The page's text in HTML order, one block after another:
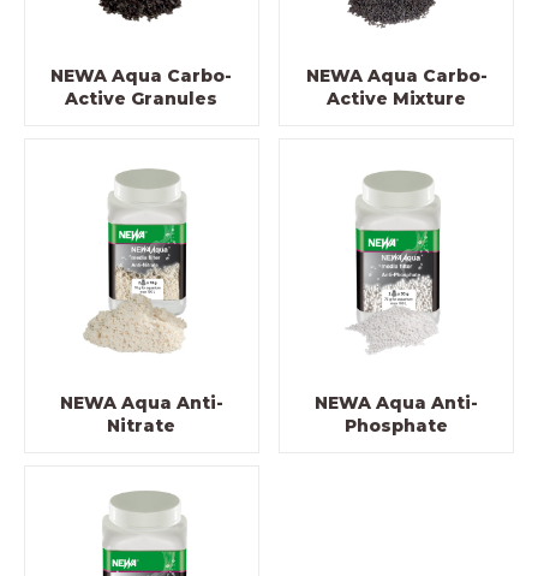
NEWA Aqua Carbo-
Active Granules
NEWA Aqua Carbo-
Active Mixture
NEWA Aqua Anti-
Nitrate
NEWA Aqua Anti-
Phosphate